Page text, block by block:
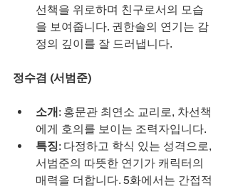
선책을 위로하며 친구로서의 모습
을 보여줍니다. 권한솔의 연기는 감
정의 깊이를 잘 드러냅니다.
정수겸 (서범준)
소개: 홍문관 최연소 교리로, 차선책
에게 호의를 보이는 조력자입니다.
특징: 다정하고 학식 있는 성격으로,
서범준의 따뜻한 연기가 캐릭터의
매력을 더합니다. 5화에서는 간접적